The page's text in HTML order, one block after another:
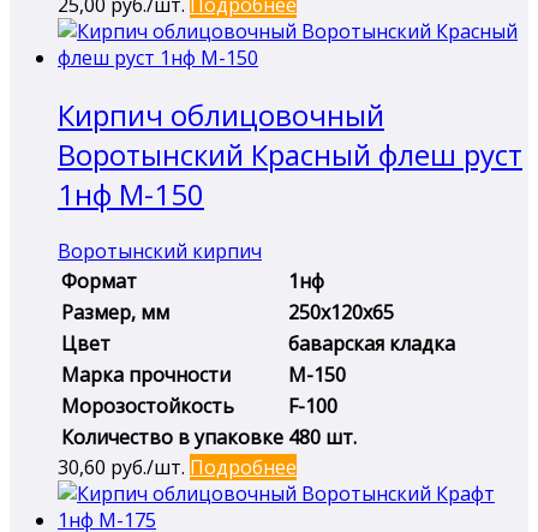
Кирпич облицовочный
Воротынский Красный флеш руст
1нф М-150
Воротынский кирпич
Формат
1нф
Размер, мм
250х120х65
Цвет
баварская кладка
Марка прочности
М-150
Морозостойкость
F-100
Количество в упаковке 480 шт.
30,60 руб./шт. Подробнее